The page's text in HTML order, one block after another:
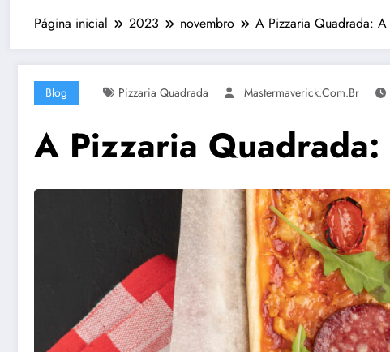
Página inicial 2023 novembro A Pizzaria Quadrada: A
Blog Pizzaria Quadrada Mastermaverick.com.br
A Pizzaria Quadrada: